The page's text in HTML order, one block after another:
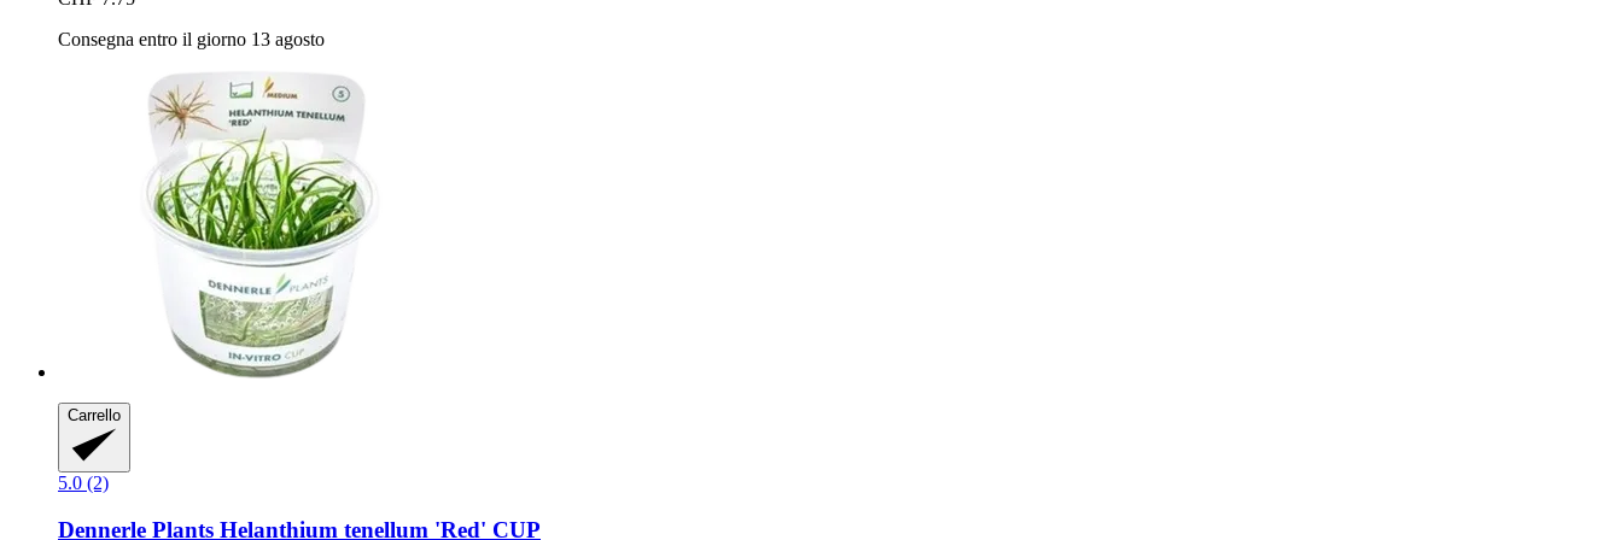
Consegna entro il giorno 13 agosto
Carrello
5.0 (2)
Dennerle Plants Helanthium tenellum 'Red' CUP